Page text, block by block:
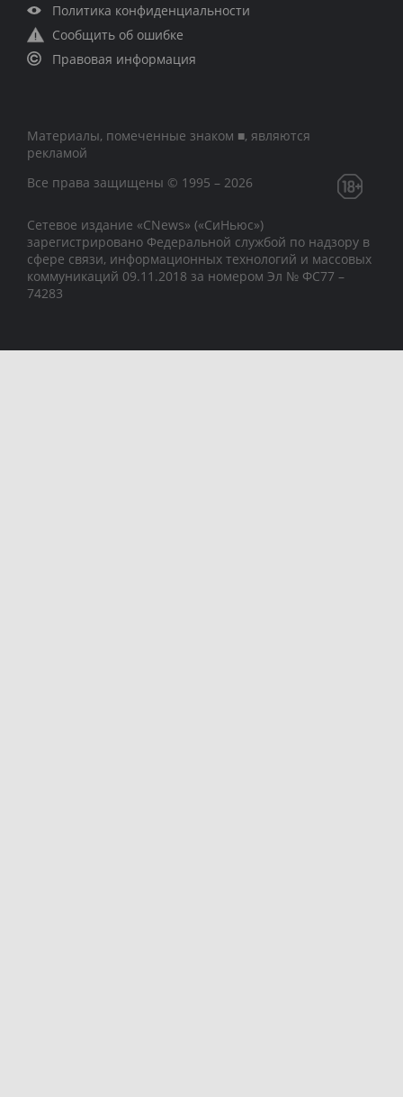
Политика конфиденциальности
Сообщить об ошибке
Правовая информация
Материалы, помеченные знаком ■, являются
рекламой
Все права защищены © 1995 – 2026
Сетевое издание «CNews» («СиНьюс»)
зарегистрировано Федеральной службой по надзору в
сфере связи, информационных технологий и массовых
коммуникаций 09.11.2018 за номером Эл № ФС77 –
74283